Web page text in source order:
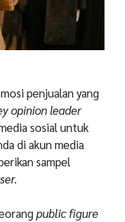
penjualan yang
opinion leader
sosial untuk
di akun media
sampel
public figure